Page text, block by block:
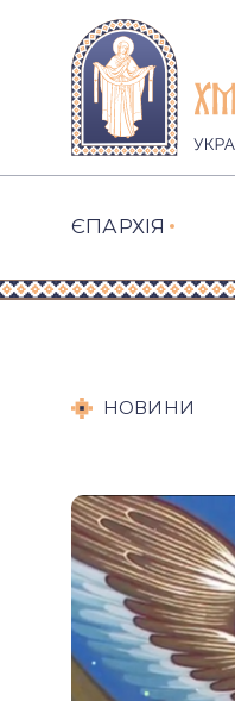
ЄПАРХІЯ
НОВИНИ